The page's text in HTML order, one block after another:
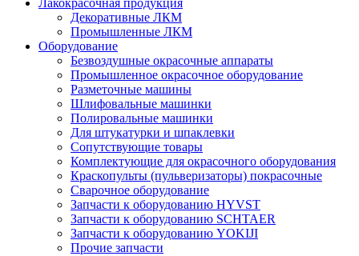
Лакокрасочная продукция
Декоративные ЛКМ
Промышленные ЛКМ
Оборудование
Безвоздушные окрасочные аппараты
Промышленное окрасочное оборудование
Разметочные машины
Шлифовальные машинки
Полировальные машинки
Для штукатурки и шпаклевки
Сопутствующие товары
Комплектующие для окрасочного оборудования
Краскопульты (пульверизаторы) покрасочные
Сварочное оборудование
Запчасти к оборудованию HYVST
Запчасти к оборудованию SCHTAER
Запчасти к оборудованию YOKIJI
Прочие запчасти